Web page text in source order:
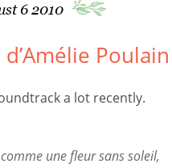
6 2010
Poulain
a lot recently.
une fleur sans soleil,